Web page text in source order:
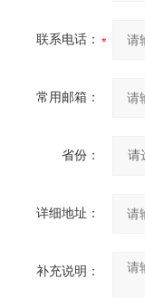
联系电话：
常用邮箱：
省份：
详细地址：
补充说明：